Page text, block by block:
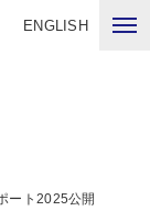
ENGLISH
ート2025公開